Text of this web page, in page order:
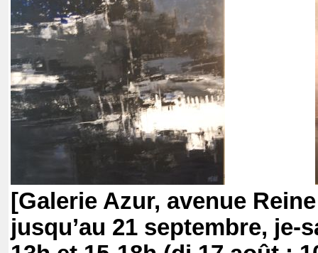
[Galerie Azur, avenue
jusqu’au 21 septembre, je-